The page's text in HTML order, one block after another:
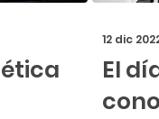
12 dic
El